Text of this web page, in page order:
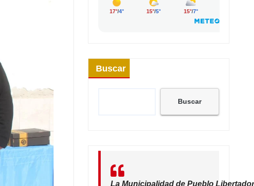
Buscar
Buscar
La Municipalidad de Pueblo